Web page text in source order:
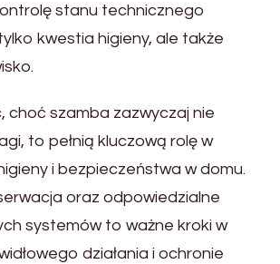
stanu technicznego
kwestia higieny, ale także
choć szamba zazwyczaj nie
to pełnią kluczową rolę w
i bezpieczeństwa w domu.
oraz odpowiedzialne
systemów to ważne kroki w
działania i ochronie